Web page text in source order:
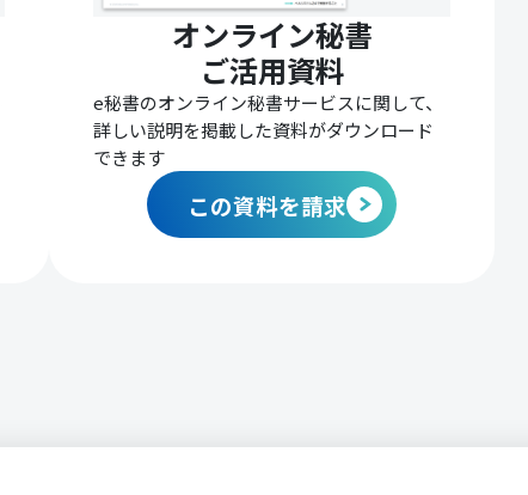
オンライン秘書
ご活用資料
e秘書のオンライン秘書サービスに関して、
詳しい説明を掲載した資料がダウンロード
できます
この資料を請求